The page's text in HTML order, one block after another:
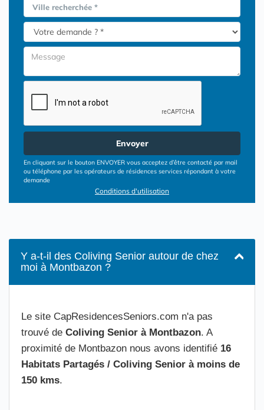
Ville recherchée *
Envoyer
En cliquant sur le bouton ENVOYER vous acceptez d’être contacté par mail
ou téléphone par les opérateurs de résidences services répondant à votre
demande
Conditions d'utilisation
Y a-t-il des Coliving Senior autour de chez
moi à Montbazon ?
Le site CapResidencesSeniors.com n'a pas
trouvé de Coliving Senior à Montbazon. A
proximité de Montbazon nous avons identifié 16
Habitats Partagés / Coliving Senior à moins de
150 kms.